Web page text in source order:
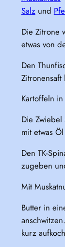
Salzund
Die Zitrone
etwas von
Den
Kartoffeln
Die
mit etwas
Den TK-
zugeben
Mit
Butter in
kurz